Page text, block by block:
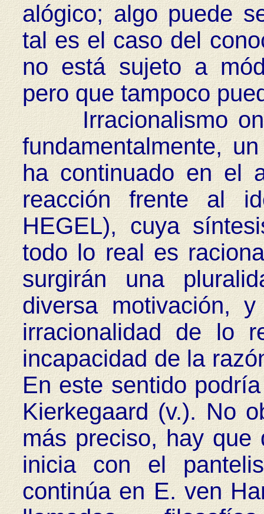
alógico; algo puede
tal es el caso del
no está sujeto a
pero que tampoco
Irracionalismo
fundamentalmente,
ha continuado en el
reacción frente al
HEGEL), cuya
todo lo real es
surgirán una
diversa motivación,
irracionalidad de lo
incapacidad de la
En este sentido
Kierkegaard (v.). No
más preciso, hay que
inicia con el
continúa en E. ven